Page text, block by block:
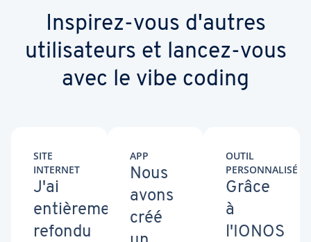
Inspirez-vous d'autres
utilisateurs et lancez-vous
avec le vibe coding
SITE
INTERNET
J'ai
entièrement
refondu
APP
Nous
avons
créé
OUTIL
PERSONNALISÉ
Grâce
à
l'IONOS